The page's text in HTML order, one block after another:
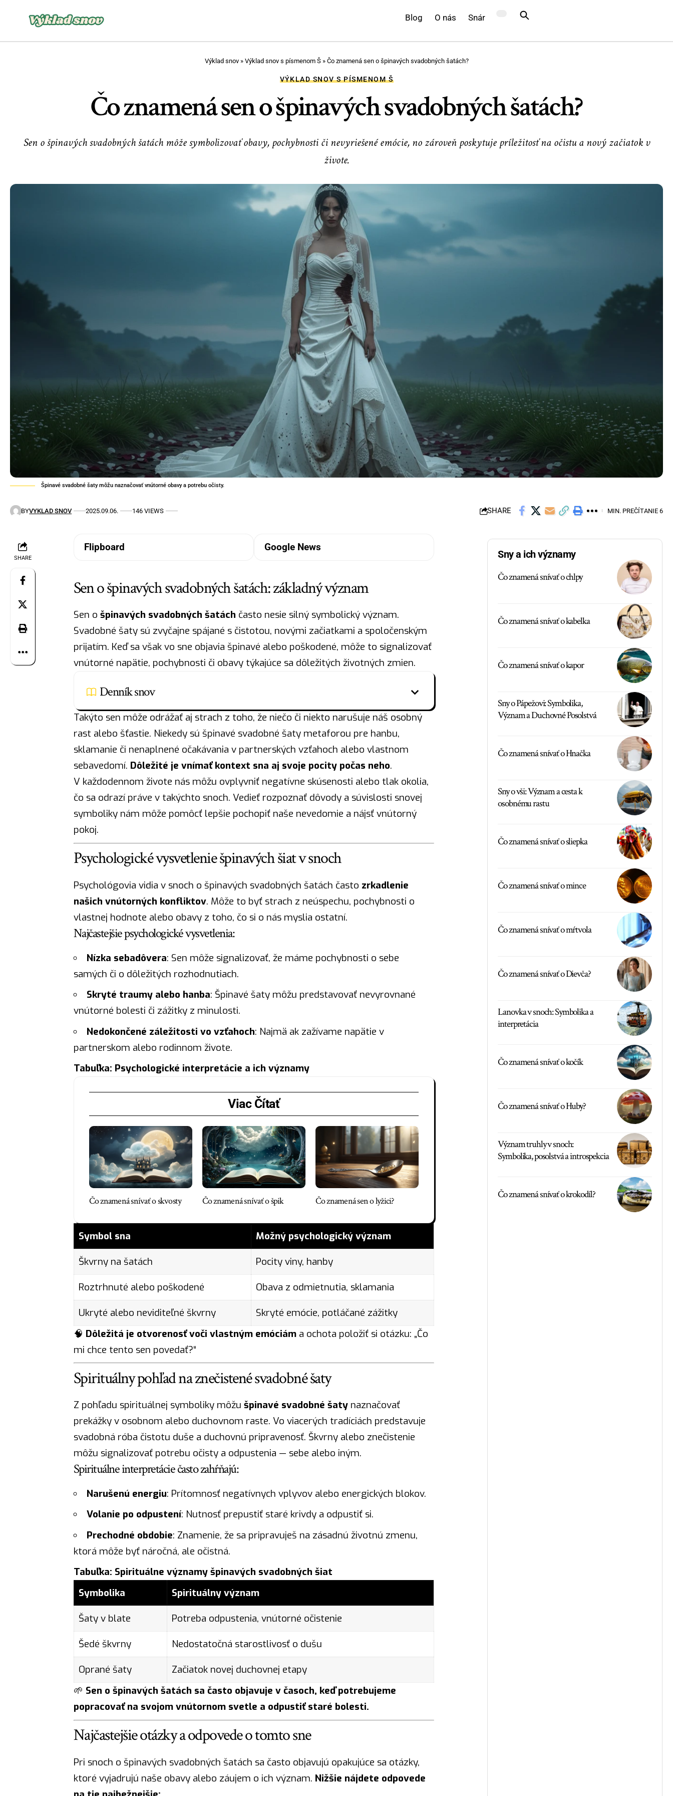
Blog O nás Snár
Výklad snov» Výklad snov s písmenom Š» Čo znamená sen o špinavých svadobných šatách?
VÝKLAD SNOV S PÍSMENOM Š
Čo znamená sen o špinavých svadobných šatách?
Sen o špinavých svadobných šatách môže symbolizovať obavy, pochybnosti či nevyriešené emócie, no zároveň poskytuje príležitosť na očistu a nový začiatok v
živote.
Špinavé svadobné šaty môžu naznačovať vnútorné obavy a potrebu očisty.
BYVYKLAD SNOV 2025.09.06. 146 VIEWS SHARE MIN. PREČÍTANIE 6
SHARE
Flipboard Google News
Sen o špinavých svadobných šatách: základný význam
Sen o špinavých svadobných šatách často nesie silný symbolický význam.
Svadobné šaty sú zvyčajne spájané s čistotou, novými začiatkami a spoločenským
prijatím. Keď sa však vo sne objavia špinavé alebo poškodené, môže to signalizovať
vnútorné napätie, pochybnosti či obavy týkajúce sa dôležitých životných zmien.
Denník snov
Takýto sen môže odrážať aj strach z toho, že niečo či niekto narušuje náš osobný
rast alebo šťastie. Niekedy sú špinavé svadobné šaty metaforou pre hanbu,
sklamanie či nenaplnené očakávania v partnerských vzťahoch alebo vlastnom
sebavedomí. Dôležité je vnímať kontext sna aj svoje pocity počas neho.
V každodennom živote nás môžu ovplyvniť negatívne skúsenosti alebo tlak okolia,
čo sa odrazí práve v takýchto snoch. Vedieť rozpoznať dôvody a súvislosti snovej
symboliky nám môže pomôcť lepšie pochopiť naše nevedomie a nájsť vnútorný
pokoj.
Psychologické vysvetlenie špinavých šiat v snoch
Psychológovia vidia v snoch o špinavých svadobných šatách často zrkadlenie
našich vnútorných konfliktov. Môže to byť strach z neúspechu, pochybnosti o
vlastnej hodnote alebo obavy z toho, čo si o nás myslia ostatní.
Najčastejšie psychologické vysvetlenia:
Nízka sebadôvera: Sen môže signalizovať, že máme pochybnosti o sebe
samých či o dôležitých rozhodnutiach.
Skryté traumy alebo hanba: Špinavé šaty môžu predstavovať nevyrovnané
vnútorné bolesti či zážitky z minulosti.
Nedokončené záležitosti vo vzťahoch: Najmä ak zažívame napätie v
partnerskom alebo rodinnom živote.
Tabuľka: Psychologické interpretácie a ich významy
Viac Čítať
Čo znamená snívať o skvosty Čo znamená snívať o špik Čo znamená sen o lyžici?
Symbol sna Možný psychologický význam
Škvrny na šatách Pocity viny, hanby
Roztrhnuté alebo poškodené Obava z odmietnutia, sklamania
Ukryté alebo neviditeľné škvrny
Skryté emócie, potláčané zážitky
🧠 Dôležitá je otvorenosť voči vlastným emóciáma ochota položiť si otázku: „Čo
mi chce tento sen povedať?“
Spirituálny pohľad na znečistené svadobné šaty
Z pohľadu spirituálnej symboliky môžu špinavé svadobné šatynaznačovať
prekážky v osobnom alebo duchovnom raste. Vo viacerých tradíciách predstavuje
svadobná róba čistotu duše a duchovnú pripravenosť. Škvrny alebo znečistenie
môžu signalizovať potrebu očisty a odpustenia — sebe alebo iným.
Spirituálne interpretácie často zahŕňajú:
Narušenú energiu: Prítomnosť negatívnych vplyvov alebo energických blokov.
Volanie po odpustení: Nutnosť prepustiť staré krivdy a odpustiť si.
Prechodné obdobie: Znamenie, že sa pripravuješ na zásadnú životnú zmenu,
ktorá môže byť náročná, ale očistná.
Tabuľka: Spirituálne významy špinavých svadobných šiat
Symbolika
Spirituálny význam
Šaty v blate Potreba odpustenia, vnútorné očistenie
Šedé škvrny Nedostatočná starostlivosť o dušu
Oprané šaty
Začiatok novej duchovnej etapy
🌱 Sen o špinavých šatách sa často objavuje v časoch, keď potrebujeme
popracovať na svojom vnútornom svetle a odpustiť staré bolesti.
Najčastejšie otázky a odpovede o tomto sne
Pri snoch o špinavých svadobných šatách sa často objavujú opakujúce sa otázky,
ktoré vyjadrujú naše obavy alebo záujem o ich význam. Nižšie nájdete odpovede
Sny a ich významy
Čo znamená snívať o chlpy
Čo znamená snívať o kabelka
Čo znamená snívať o kapor
Sny o Pápežovi: Symbolika,
Význam a Duchovné Posolstvá
Čo znamená snívať o Hnačka
Sny o vši: Význam a cesta k
osobnému rastu
Čo znamená snívať o sliepka
Čo znamená snívať o mince
Čo znamená snívať o mŕtvola
Čo znamená snívať o Dievča?
Lanovka v snoch: Symbolika a
interpretácia
Čo znamená snívať o kočík
Čo znamená snívať o Huby?
Význam truhly v snoch:
Symbolika, posolstvá a introspekcia
Čo znamená snívať o krokodíl?